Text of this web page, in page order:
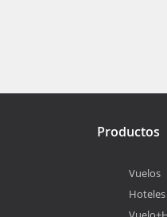
Productos
Vuelos
Hoteles